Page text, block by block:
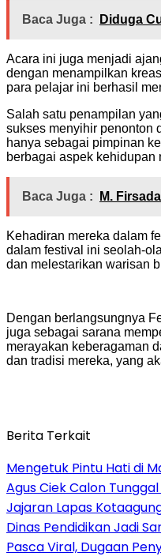
Baca Juga : Diduga
Acara ini juga menjadi
dengan menampilkan
para pelajar ini berhasil
Salah satu penampilan
sukses menyihir penonton
hanya sebagai pimpinan
berbagai aspek kehidupan
Baca Juga : M.
Kehadiran mereka dalam
dalam festival ini seolah-
dan melestarikan warisan
Dengan berlangsungnya
juga sebagai sarana
merayakan keberagaman
dan tradisi mereka, yang
Berita Terkait
Mengetuk Pintu Hati di
Agus Ciek Calon
Jajaran Lapas
Dinas Pendidikan Jadi
Pasca Viral, Dugaan